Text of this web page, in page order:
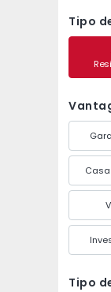
Tipo
Tipo